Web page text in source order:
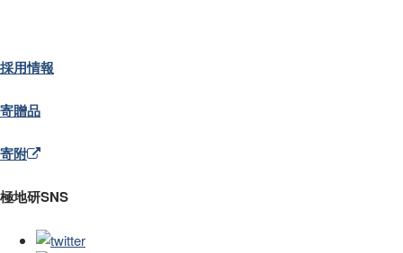
採用情報
寄贈品
寄附
極地研SNS